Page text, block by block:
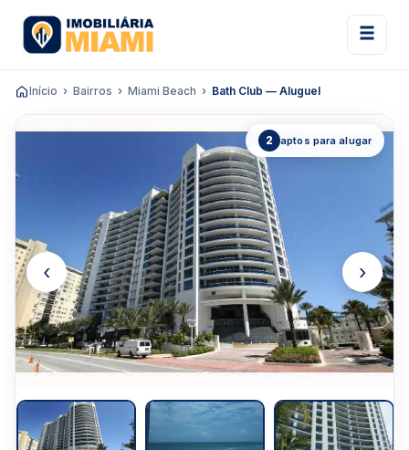
Início Bairros Miami Beach Bath Club — Aluguel
2 aptos para alugar
‹ ›